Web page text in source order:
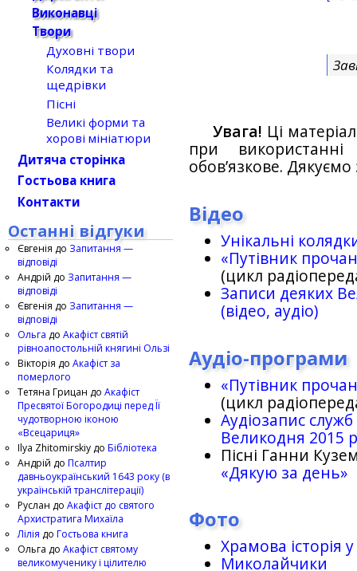
Увага! Ці
при
обов’язкове.
Відео
Унікальні
«Путівник
(цикл
Записи деяких
(відео, аудіо)
Аудіо-програми
«Путівник
(цикл
Аудіозапис
Великодня 2015
Пісні Ганни
«Дякую за день»
Фото
Храмова історія
Миколайчики
Виконавці
Твори
Духовні твори
Колядки та
щедрівки
Пісні
Великі форми та
хорові мініатюри
Дитяча сторінка
Гостьова книга
Контакти
Останні відгуки
Євгенія до Запитання —
відповіді
Андрій до Запитання —
відповіді
Євгенія до Запитання —
відповіді
Ольга до Акафіст святій
рівноапостольній княгині Ользі
Вікторія до Акафіст за
померлого
Тетяна Грицан до Акафіст
Пресвятої Богородиці перед Її
чудотворною іконою
«Всецариця»
Ilya Zhitomirskiy до Бібліотека
Андрій до Псалтир
давньоукраїнський 1643 року (в
українській транслітерації)
Руслан до Акафіст до святого
Архистратига Михаїла
Лілія до Гостьова книга
Ольга до Акафіст святому
великомученику і цілителю